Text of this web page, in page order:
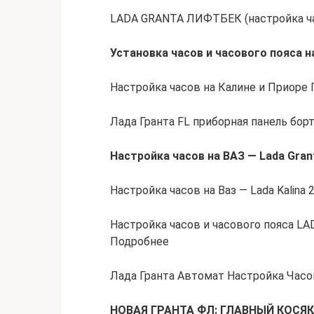
LADA GRANTA ЛИФТБЕК (настройка
Установка часов и часового пояса
Настройка часов на Калине и Приоре
Лада Гранта FL приборная панель
Настройка часов на ВАЗ — Lada
Настройка часов на Ваз — Lada Kalina
Настройка часов и часового пояса
Подробнее
Лада Гранта Автомат Настройка
НОВАЯ ГРАНТА ФЛ: ГЛАВНЫЙ КОСЯК